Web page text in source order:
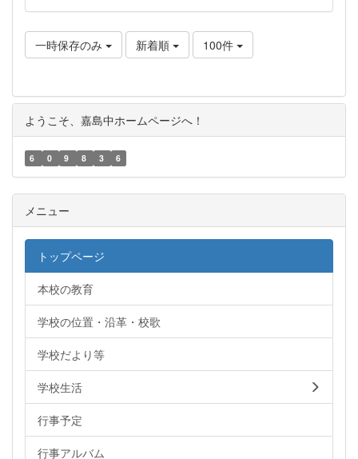
一時保存のみ 新着順 100件
ようこそ、嘉島中ホームページへ！
6 0 9 8 3 6
メニュー
トップページ
本校の教育
学校の位置・沿革・校歌
学校だより等
学校生活
行事予定
行事アルバム